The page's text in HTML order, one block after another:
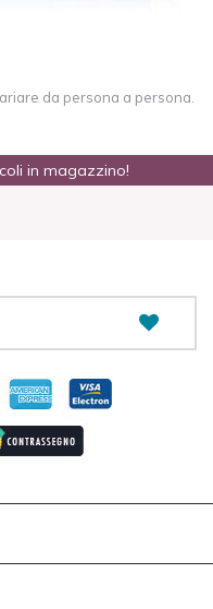
da persona a persona.
in magazzino!